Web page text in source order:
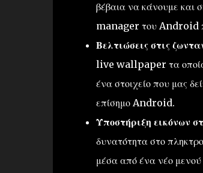
βέβαια να κάνουμε και
manager του Android
Βελτιώσεις στις
live wallpaper τα οποία
ένα στοιχείο που μας
επίσημο Android.
Υποστήριξη εικόνων
δυνατότητα στο
μέσα από ένα νέο